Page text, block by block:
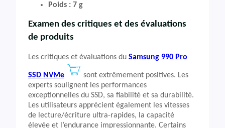
Poids : 7 g
Examen des critiques et des évaluations
de produits
Les critiques et évaluations du Samsung 990 Pro
SSD NVMe
sont extrêmement positives. Les
experts soulignent les performances
exceptionnelles du SSD, sa fiabilité et sa durabilité.
Les utilisateurs apprécient également les vitesses
de lecture/écriture ultra-rapides, la capacité
élevée et l’endurance impressionnante. Certains